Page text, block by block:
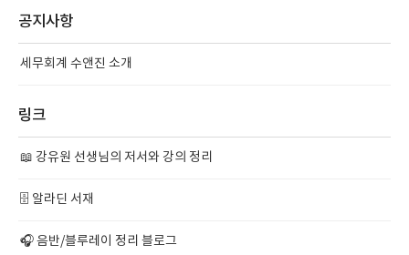
공지사항
세무회계 수앤진 소개
링크
📖 강유원 선생님의 저서와 강의 정리
🗄️ 알라딘 서재
🎧 음반/블루레이 정리 블로그